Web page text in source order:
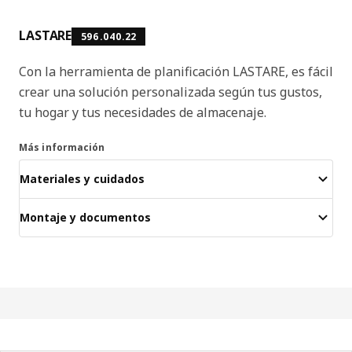
LASTARE 596.040.22
Con la herramienta de planificación LASTARE, es fácil
crear una solución personalizada según tus gustos,
tu hogar y tus necesidades de almacenaje.
Más información
Materiales y cuidados
Montaje y documentos